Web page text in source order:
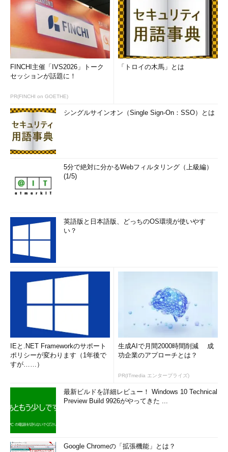
FINCHI主催「IVS2026」トーク
セッションが話題に！
PR(FINCHI on GOETHE)
「トロイの木馬」とは
シングルサインオン（Single Sign-On：SSO）とは
5分で絶対に分かるWebフィルタリング（上級編）
(1/5)
英語版と日本語版、どっちのOS環境が使いやす
い？
IEと.NET Frameworkのサポート
ポリシーが変わります（1年後で
すが……）
生成AIで月間2000時間削減 成
功企業のアプローチとは？
PR(ITmedia エンタープライズ)
最新ビルドを詳細レビュー！ Windows 10 Technical
Preview Build 9926がやってきた ...
Google Chromeの「拡張機能」とは？